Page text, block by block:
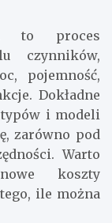
to proces
czynników,
pojemność,
Dokładne
i modeli
zarówno pod
Warto
koszty
ile można